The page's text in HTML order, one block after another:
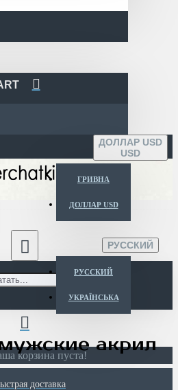
ДОЛЛАР USD
USD
ГРИВНА
ДОЛЛАР USD
РУССКИЙ
РУССКИЙ
УКРАЇНСЬКА
корзина пуста! акрил
доставка